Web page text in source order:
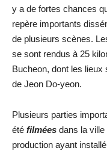
y a de fortes chances
repère importants
de plusieurs scènes.
se sont rendus à 25
Bucheon, dont les lieux
de Jeon Do-yeon.
Plusieurs parties
été filmées dans la ville
production ayant